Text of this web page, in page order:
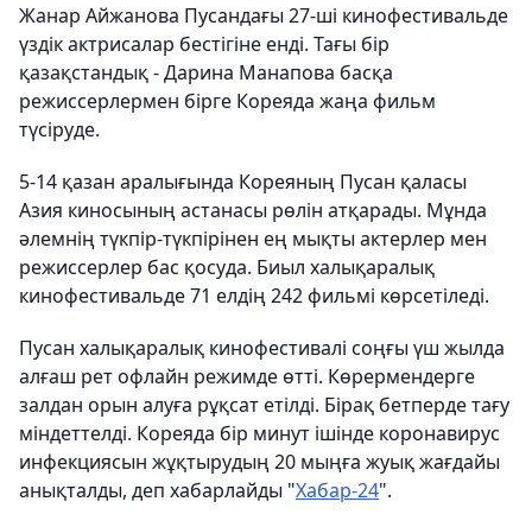
Жанар Айжанова Пусандағы 27-ші кинофестивальде
үздік актрисалар бестігіне енді. Тағы бір
қазақстандық - Дарина Манапова басқа
режиссерлермен бірге Кореяда жаңа фильм
түсіруде.
5-14 қазан аралығында Кореяның Пусан қаласы
Азия киносының астанасы рөлін атқарады. Мұнда
әлемнің түкпір-түкпірінен ең мықты актерлер мен
режиссерлер бас қосуда. Биыл халықаралық
кинофестивальде 71 елдің 242 фильмі көрсетіледі.
Пусан халықаралық кинофестивалі соңғы үш жылда
алғаш рет офлайн режимде өтті. Көрермендерге
залдан орын алуға рұқсат етілді. Бірақ бетперде тағу
міндеттелді. Кореяда бір минут ішінде коронавирус
инфекциясын жұқтырудың 20 мыңға жуық жағдайы
анықталды, деп хабарлайды "Хабар-24".